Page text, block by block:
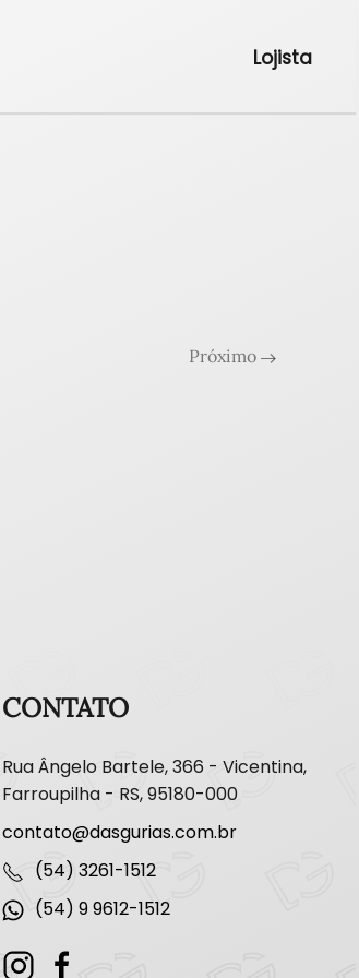
Lojista
Próximo
CONTATO
Rua Ângelo Bartele, 366 - Vicentina,
Farroupilha - RS, 95180-000
contato@dasgurias.com.br
(54) 3261-1512
(54) 9 9612-1512